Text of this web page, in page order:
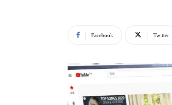
Facebook Twitter